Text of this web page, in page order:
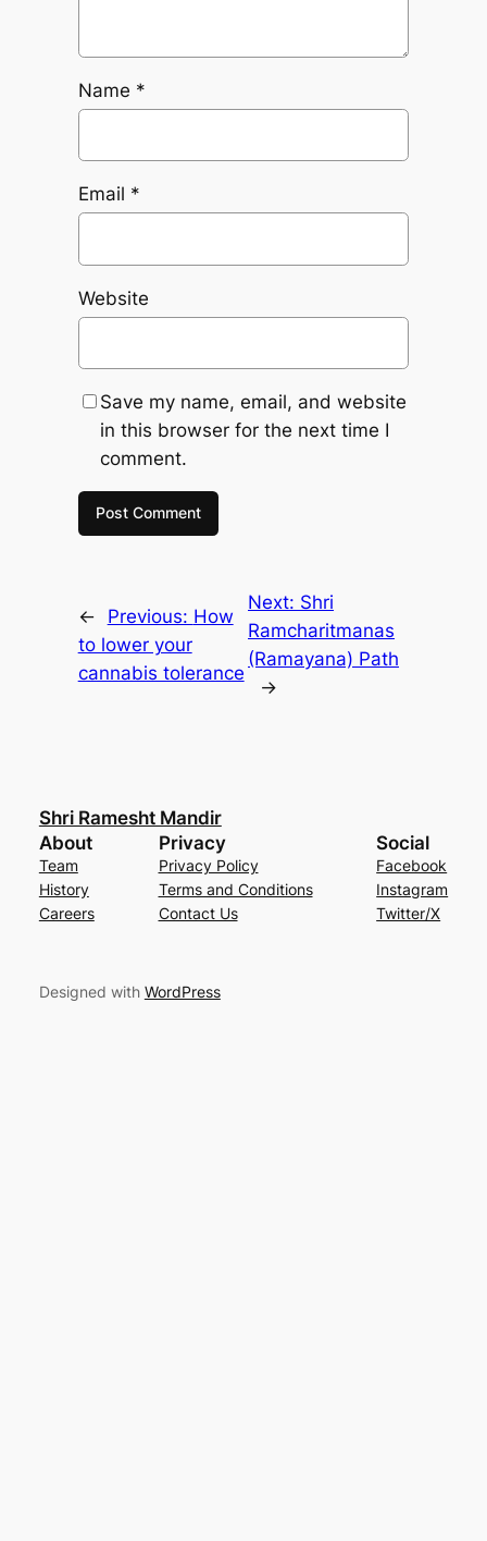
Name *
Email *
Website
Save my name, email, and website
in this browser for the next time I
comment.
← Previous: How
to lower your
cannabis tolerance
Next: Shri
Ramcharitmanas
(Ramayana) Path
→
Shri Ramesht Mandir
About
Team
History
Careers
Privacy
Privacy Policy
Terms and Conditions
Contact Us
Social
Facebook
Instagram
Twitter/X
Designed with WordPress